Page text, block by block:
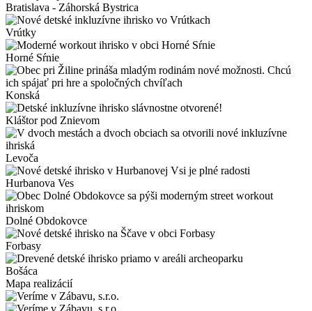
Bratislava - Záhorská Bystrica
Vrútky
Horné Sŕnie
Konská
Kláštor pod Znievom
Levoča
Hurbanova Ves
Dolné Obdokovce
Forbasy
Bošáca
Mapa realizácií